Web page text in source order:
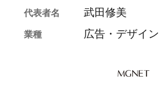
代表者名 武田修美
業種 広告・デザイン